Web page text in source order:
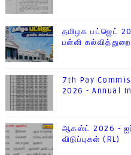
தமிழக பட்ஜெட்
பள்ளி கல்வித்துறை
7th Pay
2026 - Annual
ஆகஸ்ட் 2026 -
விடுப்புகள் (RL)